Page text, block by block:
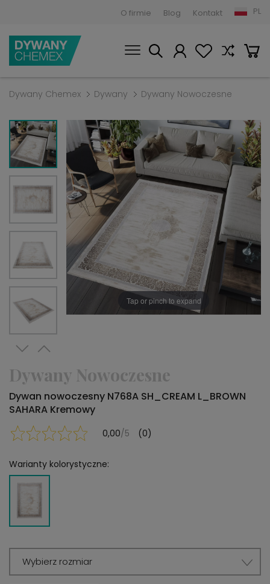
O firmie Blog Kontakt PL
Dywany Chemex Dywany Dywany Nowoczesne
Tap or pinch to expand
Dywany Nowoczesne
Dywan nowoczesny N768A SH_CREAM L_BROWN
SAHARA Kremowy
0,00/5 (0)
Warianty kolorystyczne:
Wybierz rozmiar